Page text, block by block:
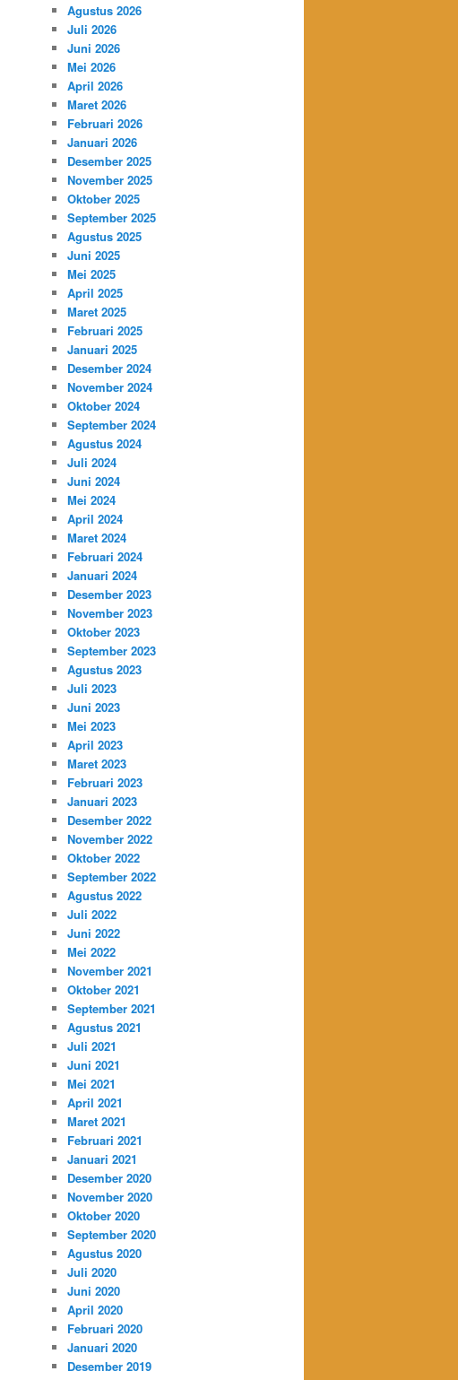
Agustus 2026
Juli 2026
Juni 2026
Mei 2026
April 2026
Maret 2026
Februari 2026
Januari 2026
Desember 2025
November 2025
Oktober 2025
September 2025
Agustus 2025
Juni 2025
Mei 2025
April 2025
Maret 2025
Februari 2025
Januari 2025
Desember 2024
November 2024
Oktober 2024
September 2024
Agustus 2024
Juli 2024
Juni 2024
Mei 2024
April 2024
Maret 2024
Februari 2024
Januari 2024
Desember 2023
November 2023
Oktober 2023
September 2023
Agustus 2023
Juli 2023
Juni 2023
Mei 2023
April 2023
Maret 2023
Februari 2023
Januari 2023
Desember 2022
November 2022
Oktober 2022
September 2022
Agustus 2022
Juli 2022
Juni 2022
Mei 2022
November 2021
Oktober 2021
September 2021
Agustus 2021
Juli 2021
Juni 2021
Mei 2021
April 2021
Maret 2021
Februari 2021
Januari 2021
Desember 2020
November 2020
Oktober 2020
September 2020
Agustus 2020
Juli 2020
Juni 2020
April 2020
Februari 2020
Januari 2020
Desember 2019